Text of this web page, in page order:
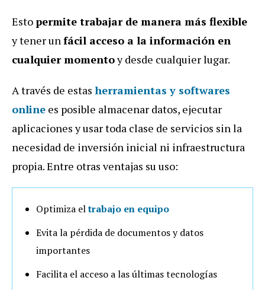
Estopermite trabajar de manera más flexible
y tener unfácil acceso a la información en
cualquier momentoy desde cualquier lugar.
A través de estas herramientas y softwares
online es posible almacenar datos, ejecutar
aplicaciones y usar toda clase de servicios sin la
necesidad de inversión inicial ni infraestructura
propia. Entre otras ventajas su uso:
Optimiza eltrabajo en equipo
Evita la pérdida de documentos y datos
importantes
Facilita el acceso a las últimas tecnologías